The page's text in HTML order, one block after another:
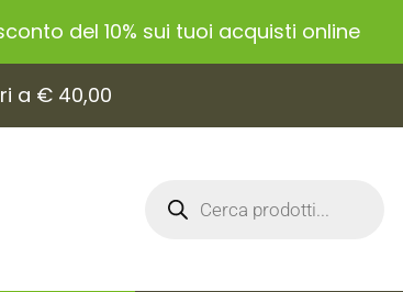
del 10% sui tuoi acquisti online
a € 40,00